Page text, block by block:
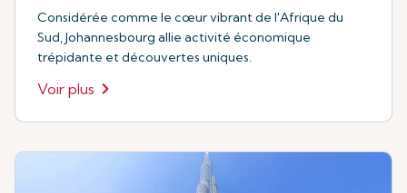
Considérée comme le cœur vibrant de l'Afrique du
Sud, Johannesbourg allie activité économique
trépidante et découvertes uniques.
Voir plus